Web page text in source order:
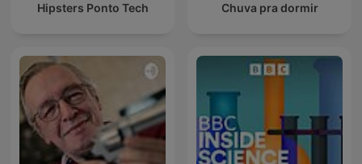
Hipsters Ponto Tech Chuva pra dormir